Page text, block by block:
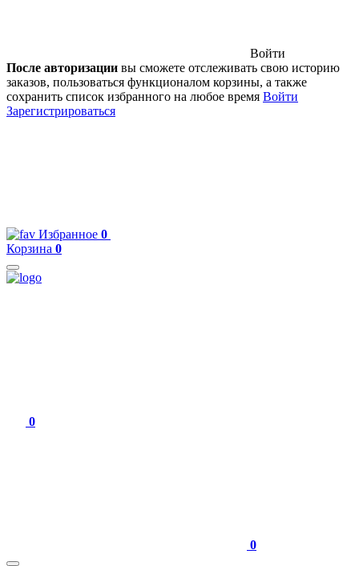
Войти
После авторизации вы сможете отслеживать свою историю
заказов, пользоваться функционалом корзины, а также
сохранить список избранного на любое время Войти
Зарегистрироваться
Избранное 0
Корзина 0
0
0